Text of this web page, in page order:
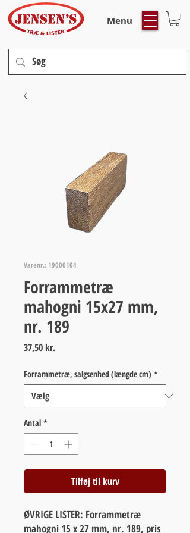
Menu
Varenr.: 19000104
Forrammetræ
mahogni 15x27 mm,
nr. 189
37,50 kr.Pris
Forrammetræ, salgsenhed (længde cm) *
Antal *
Tilføj til kurv
ØVRIGE LISTER: Forrammetræ
mahogni 15 x 27 mm, nr. 189, pris